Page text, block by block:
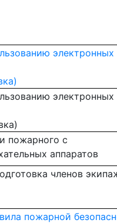
электронных
электронных
пожарного с
аппаратов
членов
пожарной